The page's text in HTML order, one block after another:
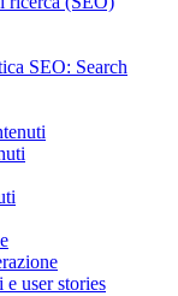
SEO: Search
user stories